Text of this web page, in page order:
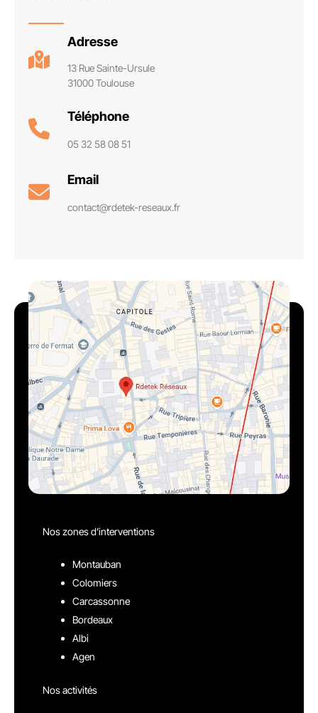
Adresse
13 Rue Sainte-Ursule
31000 Toulouse
Téléphone
05 32 58 08 51
Email
contact@rdetek-reseaux.fr
Nos zones d’interventions
Montauban
Colomiers
Carcassonne
Bordeaux
Albi
Agen
Nos activités